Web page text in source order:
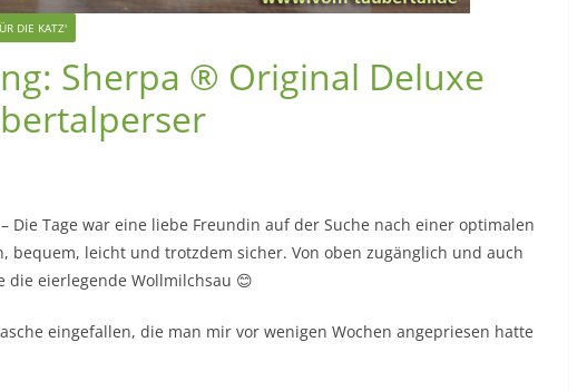
DIE KATZ'
Sherpa ® Original Deluxe
Die Tage war eine liebe Freundin auf der Suche nach einer optimalen
bequem, leicht und trotzdem sicher. Von oben zugänglich und auch
die eierlegende Wollmilchsau 😊
eingefallen, die man mir vor wenigen Wochen angepriesen hatte